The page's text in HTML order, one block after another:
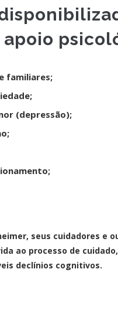
familiares;
(depressão);
seus cuidadores e
ao processo de
declínios cognitivos.